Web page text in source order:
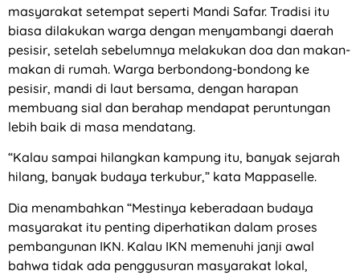
masyarakat setempat seperti Mandi Safar. Tradisi itu
biasa dilakukan warga dengan menyambangi daerah
pesisir, setelah sebelumnya melakukan doa dan makan-
makan di rumah. Warga berbondong-bondong ke
pesisir, mandi di laut bersama, dengan harapan
membuang sial dan berahap mendapat peruntungan
lebih baik di masa mendatang.
“Kalau sampai hilangkan kampung itu, banyak sejarah
hilang, banyak budaya terkubur,” kata Mappaselle.
Dia menambahkan “Mestinya keberadaan budaya
masyarakat itu penting diperhatikan dalam proses
pembangunan IKN. Kalau IKN memenuhi janji awal
bahwa tidak ada penggusuran masyarakat lokal,